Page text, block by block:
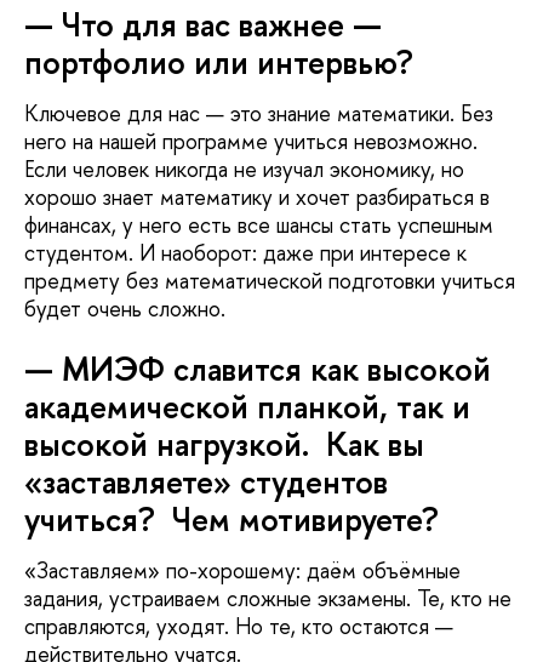
— Что для вас важнее —
портфолио или интервью?
Ключевое для нас — это знание математики. Без
него на нашей программе учиться невозможно.
Если человек никогда не изучал экономику, но
хорошо знает математику и хочет разбираться в
финансах, у него есть все шансы стать успешным
студентом. И наоборот: даже при интересе к
предмету без математической подготовки учиться
будет очень сложно.
— МИЭФ славится как высокой
академической планкой, так и
высокой нагрузкой. Как вы
«заставляете» студентов
учиться? Чем мотивируете?
«Заставляем» по-хорошему: даём объёмные
задания, устраиваем сложные экзамены. Те, кто не
справляются, уходят. Но те, кто остаются —
действительно учатся.